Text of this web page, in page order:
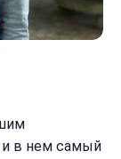
и в нем самый